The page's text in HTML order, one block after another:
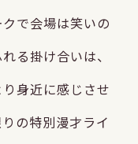
で会場は笑いの
る掛け合いは、
身近に感じさせ
の特別漫才ライ